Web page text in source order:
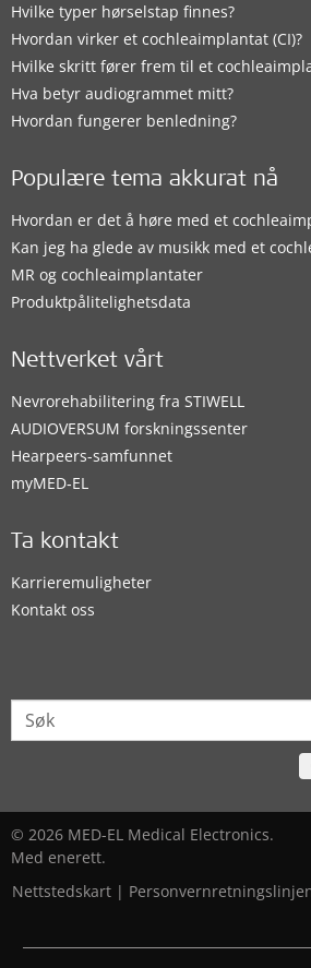
Hvilke typer hørselstap finnes?
Hvordan virker et cochleaimplantat (CI)?
Hvilke skritt fører frem til et
Hva betyr audiogrammet mitt?
Hvordan fungerer benledning?
Populære tema akkurat nå
Hvordan er det å høre med et
Kan jeg ha glede av musikk med et
MR og cochleaimplantater
Produktpålitelighetsdata
Nettverket vårt
Nevrorehabilitering fra STIWELL
AUDIOVERSUM forskningssenter
Hearpeers-samfunnet
myMED‑EL
Ta kontakt
Karrieremuligheter
Kontakt oss
© 2026 MED-EL Medical Electronics.
Med enerett.
Nettstedskart |